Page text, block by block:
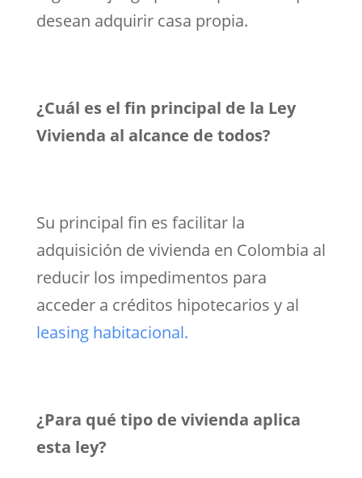
desean adquirir casa propia.
¿Cuál es el fin principal de la Ley
Vivienda al alcance de todos?
Su principal fin es facilitar la
adquisición de vivienda en Colombia al
reducir los impedimentos para
acceder a créditos hipotecarios y al
leasing habitacional.
¿Para qué tipo de vivienda aplica
esta ley?